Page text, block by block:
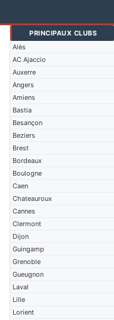
PRINCIPAUX CLUBS
Alès
AC Ajaccio
Auxerre
Angers
Amiens
Bastia
Besançon
Beziers
Brest
Bordeaux
Boulogne
Caen
Chateauroux
Cannes
Clermont
Dijon
Guingamp
Grenoble
Gueugnon
Laval
Lille
Lorient